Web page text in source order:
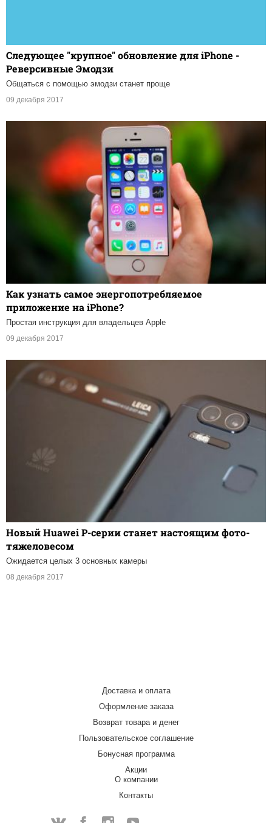
Следующее "крупное" обновление для iPhone -
Реверсивные Эмодзи
Общаться с помощью эмодзи станет проще
09 декабря 2017
Как узнать самое энергопотребляемое
приложение на iPhone?
Простая инструкция для владельцев Apple
09 декабря 2017
Новый Huawei P-серии станет настоящим фото-
тяжеловесом
Ожидается целых 3 основных камеры
08 декабря 2017
Доставка и оплата
Оформление заказа
Возврат товара и денег
Пользовательское соглашение
Бонусная программа
Акции
О компании
Контакты